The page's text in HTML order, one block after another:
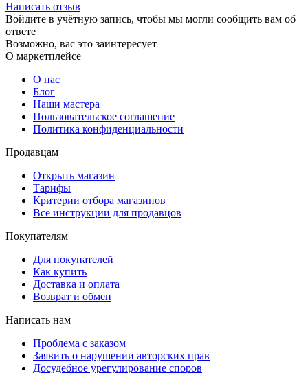
Написать отзыв
Войдите в учётную запись, чтобы мы могли сообщить вам об
ответе
Возможно, вас это заинтересует
О маркетплейсе
О нас
Блог
Наши мастера
Пользовательское соглашение
Политика конфиденциальности
Продавцам
Открыть магазин
Тарифы
Критерии отбора магазинов
Все инструкции для продавцов
Покупателям
Для покупателей
Как купить
Доставка и оплата
Возврат и обмен
Написать нам
Проблема с заказом
Заявить о нарушении авторских прав
Досудебное урегулирование споров